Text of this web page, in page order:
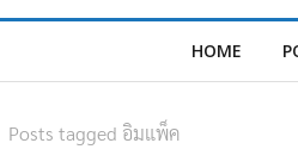
HOME
Posts tagged อิมแพ็ค